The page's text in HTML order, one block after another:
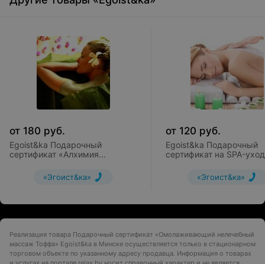
от 180 руб.
Egoist&ka Подарочный
сертификат «Алхимия
«Эгоист&ка»
от 120 руб.
Egoist&ka Подарочный
сертификат на SPA-
«Эгоист&ка»
Реализация товара Подарочный сертификат «Омолаживающий нелечебный
массаж Тоффа» Egoist&ka в Минске осуществляется только в стационарном
торговом объекте по указанному адресу продавца. Информация о товарах